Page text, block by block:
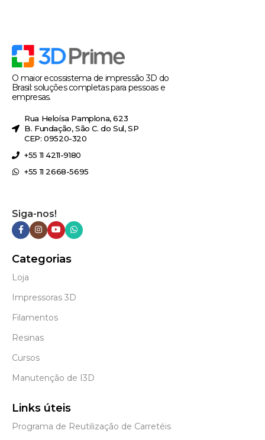
O maior ecossistema de impressão 3D do
Brasil: soluções completas para pessoas e
empresas.
Rua Heloísa Pamplona, 623
B. Fundação, São C. do Sul, SP
CEP: 09520-320
+55 11 4211-9180
+55 11 2668-5695
Siga-nos!
Categorias
Loja
Impressoras 3D
Filamentos
Resinas
Cursos
Manutenção de I3D
Links úteis
Programa de Reutilização de Carretéis